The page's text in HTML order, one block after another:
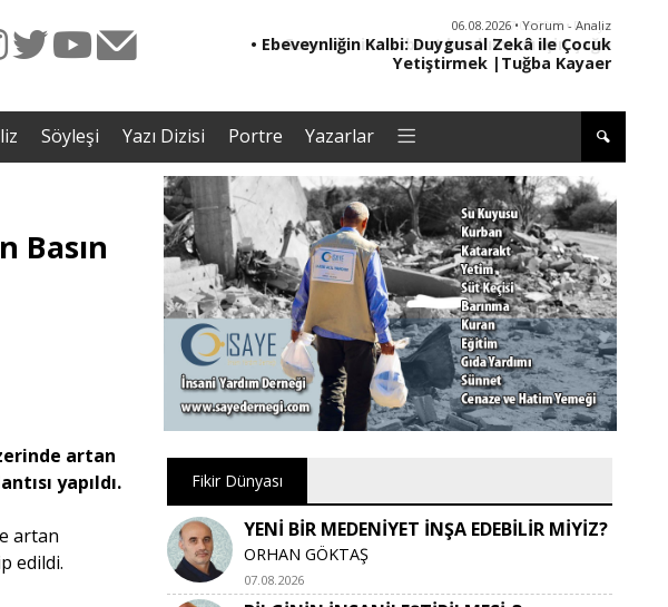
için çağrı
06.08.2026 • Yorum - Analiz
• Ebeveynliğin Kalbi: Duygusal Zekâ ile Çocuk
Yetiştirmek |Tuğba Kayaer
Söyleşi Yazı Dizisi Portre Yazarlar
Basın
artan
yapıldı.
artan
edildi.
Fikir Dünyası
YENİ BİR MEDENİYET İNŞA EDEBİLİR MİYİZ?
ORHAN GÖKTAŞ
07.08.2026